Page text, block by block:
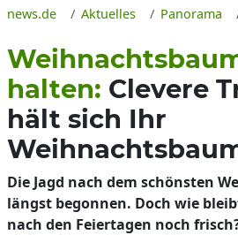
news.de Aktuelles Panorama
halten: Clevere
hält sich Ihr
Die Jagd nach dem schönsten
längst begonnen. Doch wie
nach den Feiertagen noch